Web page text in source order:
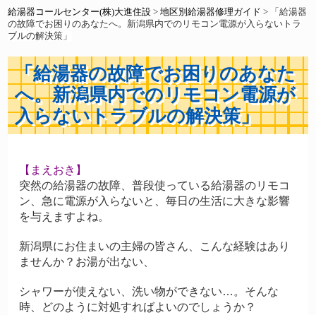
給湯器コールセンター(株)大進住設 >地区別給湯器修理ガイド >
「給湯器
の故障でお困りのあなたへ。新潟県内でのリモコン電源が入らないトラ
ブルの解決策」
「給湯器の故障でお困りのあなた
へ。新潟県内でのリモコン電源が
入らないトラブルの解決策」
【 まえおき】
突然の給湯器の故障、普段使っている給湯器のリモコ
ン、急に電源が入らないと、毎日の生活に大きな影響
を与えますよね。
新潟県にお住まいの主婦の皆さん、こんな経験はあり
ませんか？お湯が出ない、
シャワーが使えない、洗い物ができない…。そんな
時、どのように対処すればよいのでしょうか？